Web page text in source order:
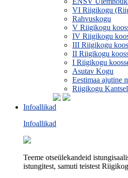
VI Riigikogu
Rahvuskogu
V Riigikogu
IV Riigikogu
III Riigikogu
II Riigikogu
I Riigikogu
Asutav Kogu
Eestimaa ajutine
Riigikogu
Infoallikad
Infoallikad
Teeme otseülekandeid
istungitest, samuti teistest